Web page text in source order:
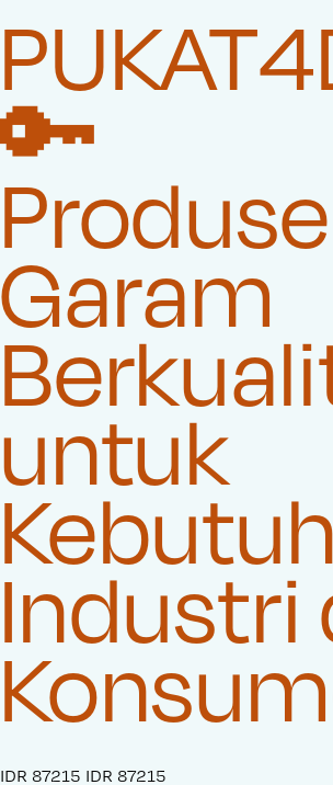
🔑
Garam
untuk
Industri
S
IDR 87215 O
IDR 87215